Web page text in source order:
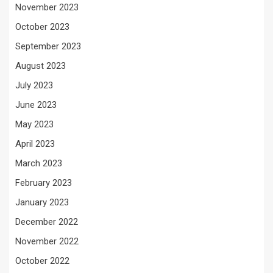
November 2023
October 2023
September 2023
August 2023
July 2023
June 2023
May 2023
April 2023
March 2023
February 2023
January 2023
December 2022
November 2022
October 2022